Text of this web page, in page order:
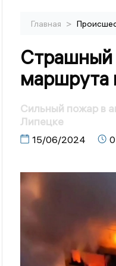
Главная >
Страшный
маршрута
Сильный пожар в
Липецке
15/06/2024